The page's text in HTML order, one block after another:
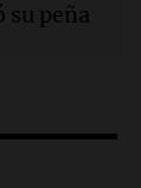
su peña